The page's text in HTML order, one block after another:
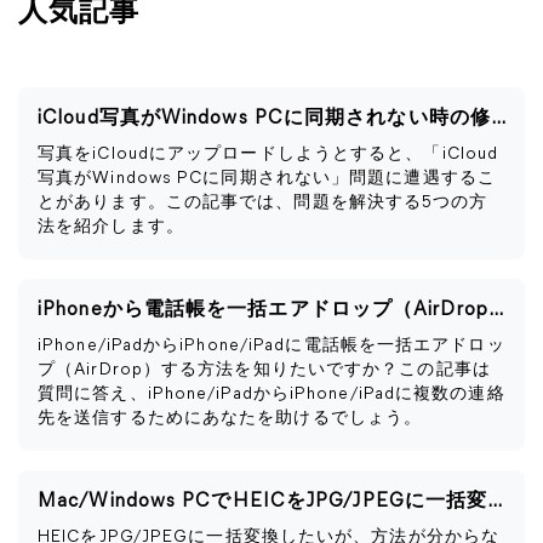
人気記事
iCloud写真がWindows PCに同期されない時の修正法
写真をiCloudにアップロードしようとすると、「iCloud
写真がWindows PCに同期されない」問題に遭遇するこ
とがあります。この記事では、問題を解決する5つの方
法を紹介します。
iPhoneから電話帳を一括エアドロップ（AirDrop）する方法
iPhone/iPadからiPhone/iPadに電話帳を一括エアドロッ
プ（AirDrop）する方法を知りたいですか？この記事は
質問に答え、iPhone/iPadからiPhone/iPadに複数の連絡
先を送信するためにあなたを助けるでしょう。
Mac/Windows PCでHEICをJPG/JPEGに一括変換する方法
HEICをJPG/JPEGに一括変換したいが、方法が分からな